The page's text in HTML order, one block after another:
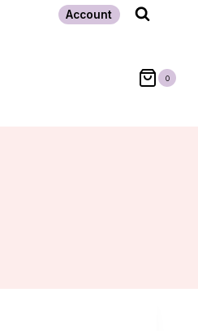
Account
0